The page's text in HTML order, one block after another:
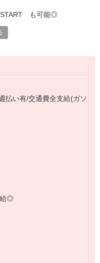
START も可能◎
あなたの仕事探しを徹底サ
ださい！
い有/交通費全支給(ガソ
給◎